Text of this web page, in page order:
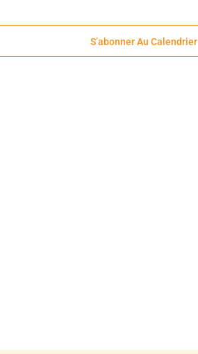
S’abonner Au Calendrier